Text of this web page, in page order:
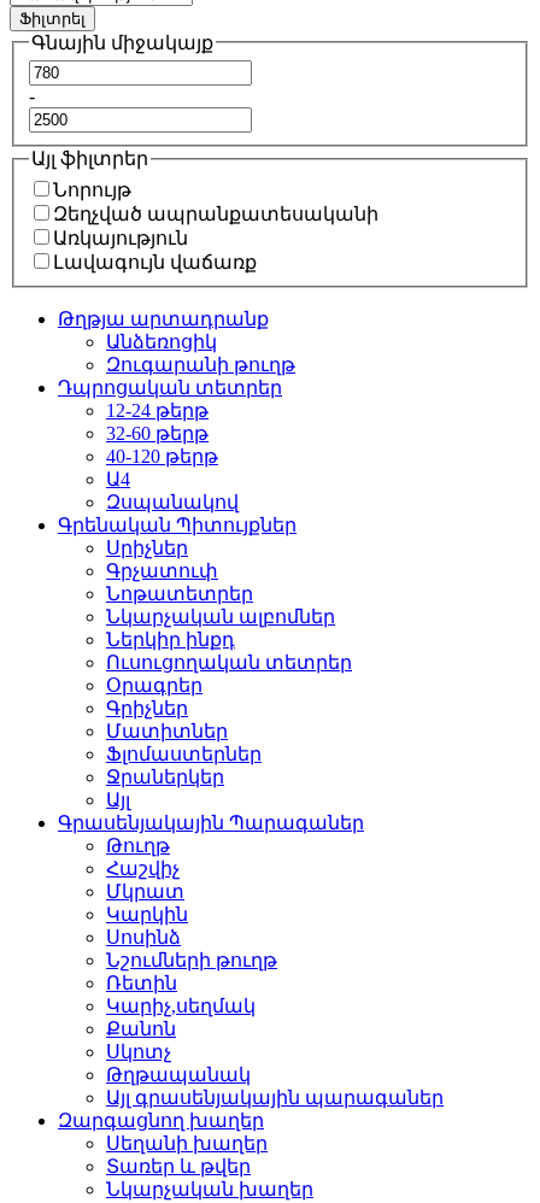
Ֆիլտրել
Գնային միջակայք
-
Այլ ֆիլտրեր
Նորույթ
Զեղչված ապրանքատեսականի
Առկայություն
Լավագույն վաճառք
Թղթյա արտադրանք
Անձեռոցիկ
Զուգարանի թուղթ
Դպրոցական տետրեր
12-24 թերթ
32-60 թերթ
40-120 թերթ
Ա4
Զսպանակով
Գրենական Պիտույքներ
Սրիչներ
Գրչատուփ
Նոթատետրեր
Նկարչական ալբոմներ
Ներկիր ինքդ
Ուսուցողական տետրեր
Օրագրեր
Գրիչներ
Մատիտներ
Ֆլոմաստերներ
Ջրաներկեր
Այլ
Գրասենյակային Պարագաներ
Թուղթ
Հաշվիչ
Մկրատ
Կարկին
Սոսինձ
Նշումների թուղթ
Ռետին
Կարիչ,սեղմակ
Քանոն
Սկոտչ
Թղթապանակ
Այլ գրասենյակային պարագաներ
Զարգացնող խաղեր
Սեղանի խաղեր
Տառեր և թվեր
Նկարչական խաղեր